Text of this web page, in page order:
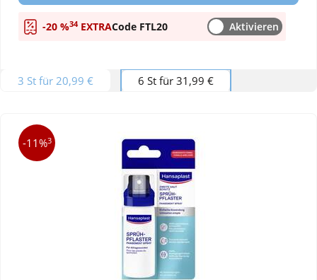
-20 %34EXTRACode FTL20 Aktivieren
3 St für 20,99 € 6 St für 31,99 €
-11%3